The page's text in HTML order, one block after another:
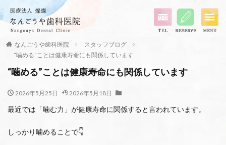
なんごうや歯科医院
スタッフブログ
“噛める”ことは健康寿命にも関係しています
“噛める”ことは健康寿命にも関係しています
2026年5月25日 2026年5月18日
最近では「噛む力」が健康寿命に関係すると言われています。
しっかり噛めることで👇